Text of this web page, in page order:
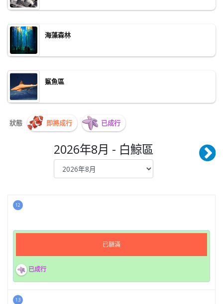
海藻森林
鯊魚區
狀態 即將成行 已成行
2026年8月 - 白鯨區
12
已額滿
已成行
13